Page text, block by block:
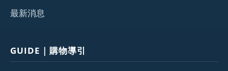
最新消息
GUIDE｜購物導引